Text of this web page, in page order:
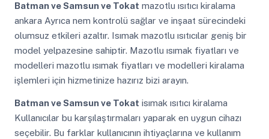
Batman ve Samsun ve Tokat mazotlu ısıtıcı kiralama
ankara Ayrıca nem kontrolü sağlar ve inşaat sürecindeki
olumsuz etkileri azaltır. Isımak mazotlu ısıtıcılar geniş bir
model yelpazesine sahiptir. Mazotlu ısımak fiyatları ve
modelleri mazotlu ısımak fiyatları ve modelleri kiralama
işlemleri için hizmetinize hazırız bizi arayın.
Batman ve Samsun ve Tokat isımak ısıtıcı kiralama
Kullanıcılar bu karşılaştırmaları yaparak en uygun cihazı
seçebilir. Bu farklar kullanıcının ihtiyaçlarına ve kullanım